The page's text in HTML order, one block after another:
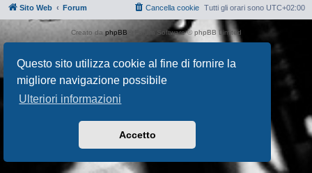
Questo sito utilizza cookie al fine di fornire la
migliore navigazione possibile
Ulteriori informazioni
Accetto
Sito Web Forum Tutti gli orari sono UTC+02:00
Cancella cookie
Creato da phpBB ® Forum Software © phpBB Limited
Traduzione ItalianaphpBB-Italia.it
Privacy |Condizioni